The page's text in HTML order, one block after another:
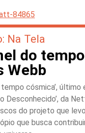
Na Tela
do
Webb
tempo cósmica’, último
Desconhecido’, da
do projeto que
que busca